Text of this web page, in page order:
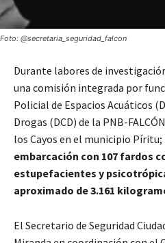
Foto: @secretaria_seguridad_falcon
Durante labores de
una comisión integrada por
Policial de Espacios Acuáticos
Drogas (DCD) de la PNB-
los Cayos en el municipio
embarcación con 107 fardos
estupefacientes y
aproximado de 3.161
El Secretario de Seguridad